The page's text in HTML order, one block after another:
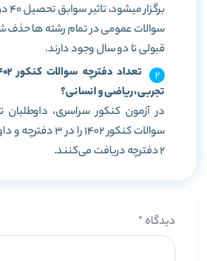
سوالات عمومی در تمام رشته ها حذف
قبولی تا دو سال وجود دارند.
تجربی، ریاضی و انسانی؟
در آزمون کنکور سراسری، داوطلبان
سوالات کنکور 1402 را
2 دفترچه دریافت می‌کنند.
دیدگاه *